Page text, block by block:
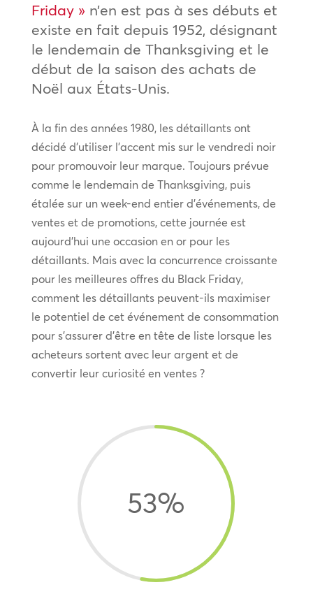
Friday » n’en est pas à ses débuts et
existe en fait depuis 1952, désignant
le lendemain de Thanksgiving et le
début de la saison des achats de
Noël aux États-Unis.
À la fin des années 1980, les détaillants ont
décidé d’utiliser l’accent mis sur le vendredi noir
pour promouvoir leur marque. Toujours prévue
comme le lendemain de Thanksgiving, puis
étalée sur un week-end entier d’événements, de
ventes et de promotions, cette journée est
aujourd’hui une occasion en or pour les
détaillants. Mais avec la concurrence croissante
pour les meilleures offres du Black Friday,
comment les détaillants peuvent-ils maximiser
le potentiel de cet événement de consommation
pour s’assurer d’être en tête de liste lorsque les
acheteurs sortent avec leur argent et de
convertir leur curiosité en ventes ?
53%